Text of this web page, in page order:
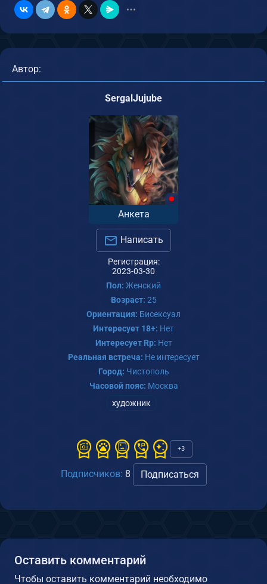
Автор:
SergalJujube
Анкета
Написать
Регистрация:
2023-03-30
Пол: Женский
Возраст: 25
Ориентация: Бисексуал
Интересует 18+: Нет
Интересует Rp: Нет
Реальная встреча: Не интересует
Город: Чистополь
Часовой пояс: Москва
художник
+3
Подписчиков: 8 Подписаться
Оставить комментарий
Чтобы оставить комментарий необходимо